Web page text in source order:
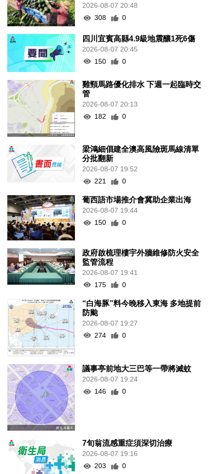
2026-08-07 20:48
308
0
四川宜賓高縣4.9級地震釀1死6傷
2026-08-07 20:45
150
0
雞頸馬路優化排水 下週一起臨時交
管
2026-08-07 20:13
182
0
梁鴻細倡建全澳高風險斑馬線清單
分批翻新
2026-08-07 19:52
221
0
葡西語市場推介會冀助企業出海
2026-08-07 19:44
150
0
政府啟梳理樓宇外牆維修防火安全
監管流程
2026-08-07 19:41
175
0
“白海豚”料今晚移入東海 多地提前
防颱
2026-08-07 19:27
274
0
議事亭前地大三巴等一帶將滅蚊
2026-08-07 19:24
146
0
7旬翁流感重症須深切治療
2026-08-07 19:16
203
0